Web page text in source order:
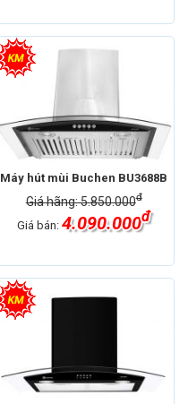
Máy hút mùi Buchen BU3688B
Giá hãng: 5.850.000đ
Giá bán:4.090.000đ